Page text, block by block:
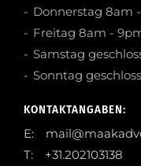
Donnerstag 8am
Freitag 8am -
Samstag
Sonntag
KONTAKTANGABEN:
E:
T: +31.202103138